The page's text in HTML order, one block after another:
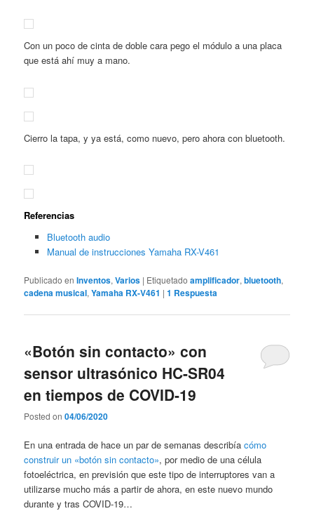
Con un poco de cinta de doble cara pego el módulo a una placa
que está ahí muy a mano.
Cierro la tapa, y ya está, como nuevo, pero ahora con bluetooth.
Referencias
Bluetooth audio
Manual de instrucciones Yamaha RX-V461
Publicado en Inventos,Varios | Etiquetado amplificador,bluetooth,
cadena musical,Yamaha RX-V461 |1 Respuesta
«Botón sin contacto» con
sensor ultrasónico HC-SR04
en tiempos de COVID-19
Posted on04/06/2020
En una entrada de hace un par de semanas describíacómo
construir un «botón sin contacto», por medio de una célula
fotoeléctrica, en previsión que este tipo de interruptores van a
utilizarse mucho más a partir de ahora, en este nuevo mundo
durante y tras COVID-19…